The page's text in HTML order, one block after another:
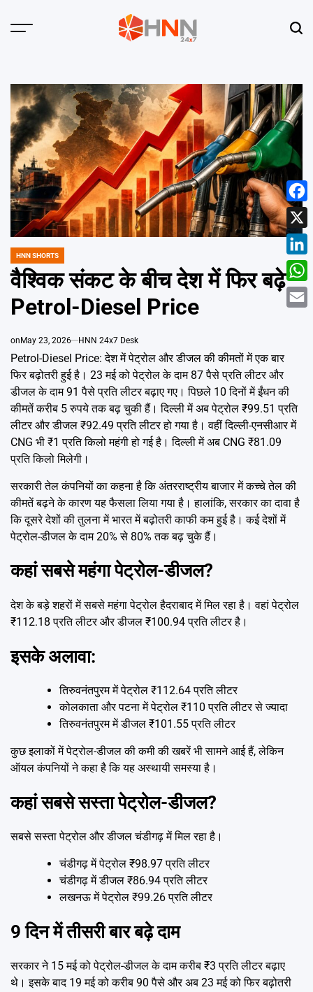
Menu
POSTED
IN
HNN SHORTS
वैश्विक संकट के बीच देश में फिर बढ़े
Petrol-Diesel Price
onMay 23, 2026 HNN 24x7 Desk
Petrol-Diesel Price: देश में पेट्रोल और डीजल की कीमतों में एक बार
फिर बढ़ोतरी हुई है। 23 मई को पेट्रोल के दाम 87 पैसे प्रति लीटर और
डीजल के दाम 91 पैसे प्रति लीटर बढ़ाए गए। पिछले 10 दिनों में ईंधन की
कीमतें करीब 5 रुपये तक बढ़ चुकी हैं। दिल्ली में अब पेट्रोल ₹99.51 प्रति
लीटर और डीजल ₹92.49 प्रति लीटर हो गया है। वहीं दिल्ली-एनसीआर में
CNG भी ₹1 प्रति किलो महंगी हो गई है। दिल्ली में अब CNG ₹81.09
प्रति किलो मिलेगी।
सरकारी तेल कंपनियों का कहना है कि अंतरराष्ट्रीय बाजार में कच्चे तेल की
कीमतें बढ़ने के कारण यह फैसला लिया गया है। हालांकि, सरकार का दावा है
कि दूसरे देशों की तुलना में भारत में बढ़ोतरी काफी कम हुई है। कई देशों में
पेट्रोल-डीजल के दाम 20% से 80% तक बढ़ चुके हैं।
कहां सबसे महंगा पेट्रोल-डीजल?
देश के बड़े शहरों में सबसे महंगा पेट्रोल हैदराबाद में मिल रहा है। वहां पेट्रोल
₹112.18 प्रति लीटर और डीजल ₹100.94 प्रति लीटर है।
इसके अलावा:
तिरुवनंतपुरम में पेट्रोल ₹112.64 प्रति लीटर
कोलकाता और पटना में पेट्रोल ₹110 प्रति लीटर से ज्यादा
तिरुवनंतपुरम में डीजल ₹101.55 प्रति लीटर
कुछ इलाकों में पेट्रोल-डीजल की कमी की खबरें भी सामने आई हैं, लेकिन
ऑयल कंपनियों ने कहा है कि यह अस्थायी समस्या है।
कहां सबसे सस्ता पेट्रोल-डीजल?
सबसे सस्ता पेट्रोल और डीजल चंडीगढ़ में मिल रहा है।
चंडीगढ़ में पेट्रोल ₹98.97 प्रति लीटर
चंडीगढ़ में डीजल ₹86.94 प्रति लीटर
लखनऊ में पेट्रोल ₹99.26 प्रति लीटर
9 दिन में तीसरी बार बढ़े दाम
सरकार ने 15 मई को पेट्रोल-डीजल के दाम करीब ₹3 प्रति लीटर बढ़ाए
थे। इसके बाद 19 मई को करीब 90 पैसे और अब 23 मई को फिर बढ़ोतरी
X